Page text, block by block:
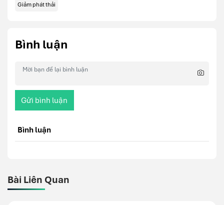
Giảm phát thải
Bình luận
Gửi bình luận
Bình luận
Bài Liên Quan